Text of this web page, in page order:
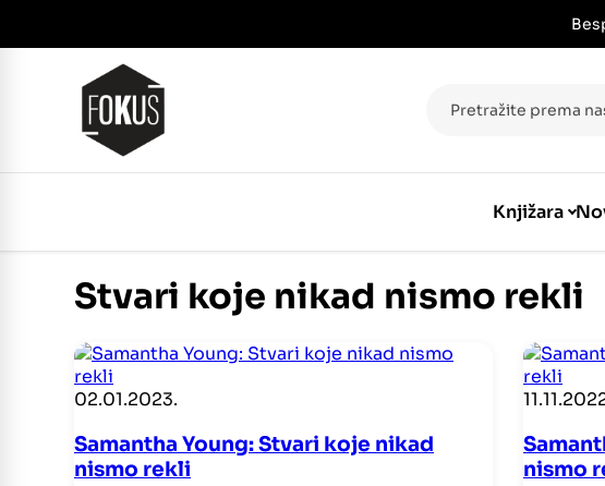
Knjižara
Stvari koje nikad nismo rekli
02.01.2023.
Samantha Young: Stvari koje nikad
nismo rekli
nismo